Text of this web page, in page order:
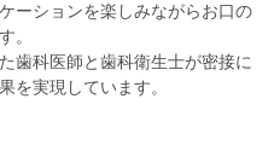
ーションを楽しみながらお口の
。
歯科医師と歯科衛生士が密接に
を実現しています。